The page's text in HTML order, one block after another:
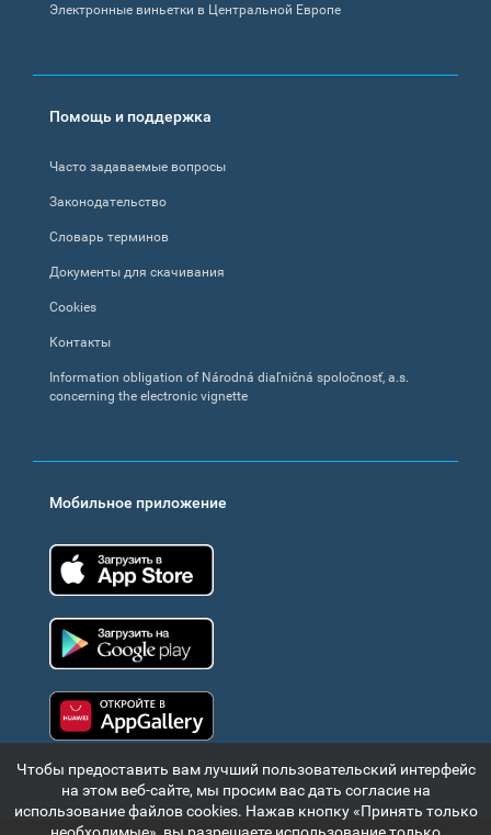
Электронные виньетки в Центральной Европе
Помощь и поддержка
Часто задаваемые вопросы
Законодательство
Словарь терминов
Документы для скачивания
Cookies
Контакты
Information obligation of Národná diaľničná spoločnosť, a.s.
concerning the electronic vignette
Мобильное приложение
Чтобы предоставить вам лучший пользовательский интерфейс
на этом веб-сайте, мы просим вас дать согласие на
использование файлов cookies. Нажав кнопку «Принять только